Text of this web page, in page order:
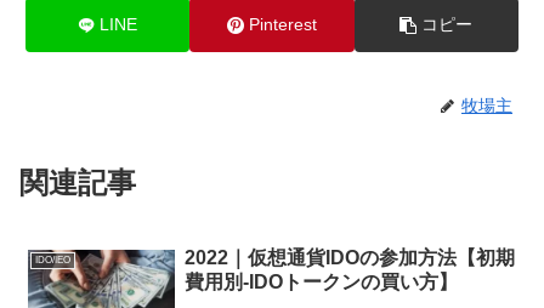
LINE Pinterest コピー
牧場主
関連記事
IDO/IEO
2022｜仮想通貨IDOの参加方法【初期
費用別-IDOトークンの買い方】